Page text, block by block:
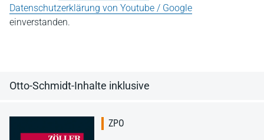
Datenschutzerklärung von Youtube / Google
einverstanden.
Otto-Schmidt-Inhalte inklusive
ZPO